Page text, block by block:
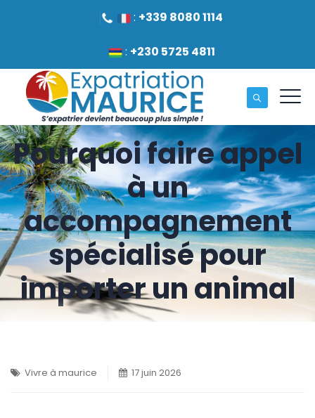
: +339 8080 1114
: +230 5725 4811
Pourquoi faire appel
à un
accompagnement
spécialisé pour
importer un animal
Vivre à maurice 17 juin 2026